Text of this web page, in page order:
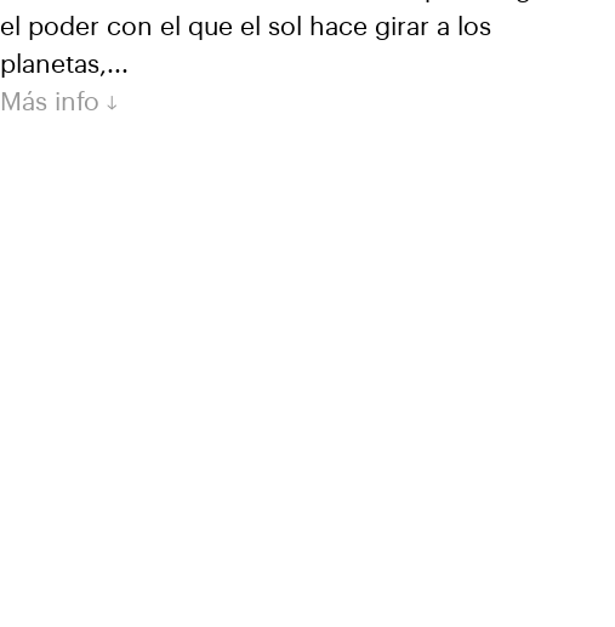
el poder con el que el sol hace girar a los
planetas,...
Más info